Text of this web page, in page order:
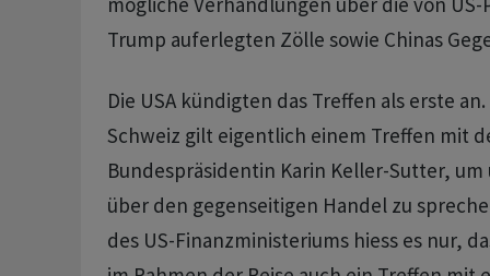
Trump auferlegten Zölle sowie Chinas
Die USA kündigten das Treffen als erste
Schweiz gilt eigentlich einem Treffen mit
Bundespräsidentin Karin Keller-Sutter,
über den gegenseitigen Handel zu
des US-Finanzministeriums hiess es nur,